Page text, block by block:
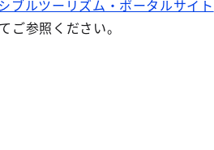
ブルツーリズム・ポータルサイト
ご参照ください。